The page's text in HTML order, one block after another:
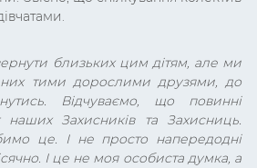
близьких цим дітям, але ми
тими дорослими друзями, до
Відчуваємо, що повинні
наших Захисників та Захисниць.
це. І не просто напередодні
І це не моя особиста думка, а